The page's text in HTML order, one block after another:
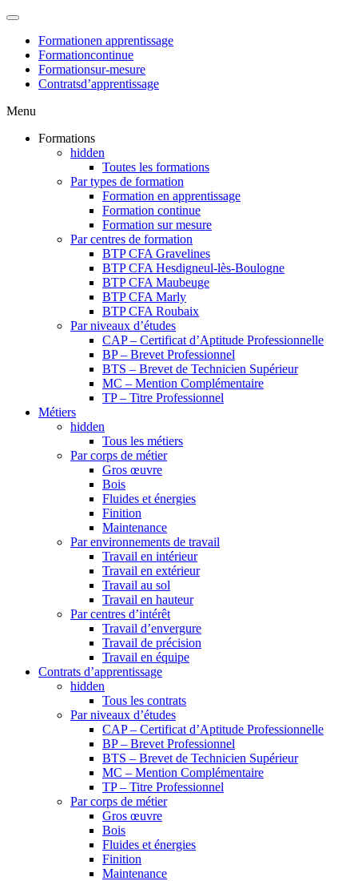
Formationen apprentissage
Formationcontinue
Formationsur-mesure
Contratsd’apprentissage
Menu
Formations
hidden
Toutes les formations
Par types de formation
Formation en apprentissage
Formation continue
Formation sur mesure
Par centres de formation
BTP CFA Gravelines
BTP CFA Hesdigneul-lès-Boulogne
BTP CFA Maubeuge
BTP CFA Marly
BTP CFA Roubaix
Par niveaux d’études
CAP – Certificat d’Aptitude Professionnelle
BP – Brevet Professionnel
BTS – Brevet de Technicien Supérieur
MC – Mention Complémentaire
TP – Titre Professionnel
Métiers
hidden
Tous les métiers
Par corps de métier
Gros œuvre
Bois
Fluides et énergies
Finition
Maintenance
Par environnements de travail
Travail en intérieur
Travail en extérieur
Travail au sol
Travail en hauteur
Par centres d’intérêt
Travail d’envergure
Travail de précision
Travail en équipe
Contrats d’apprentissage
hidden
Tous les contrats
Par niveaux d’études
CAP – Certificat d’Aptitude Professionnelle
BP – Brevet Professionnel
BTS – Brevet de Technicien Supérieur
MC – Mention Complémentaire
TP – Titre Professionnel
Par corps de métier
Gros œuvre
Bois
Fluides et énergies
Finition
Maintenance